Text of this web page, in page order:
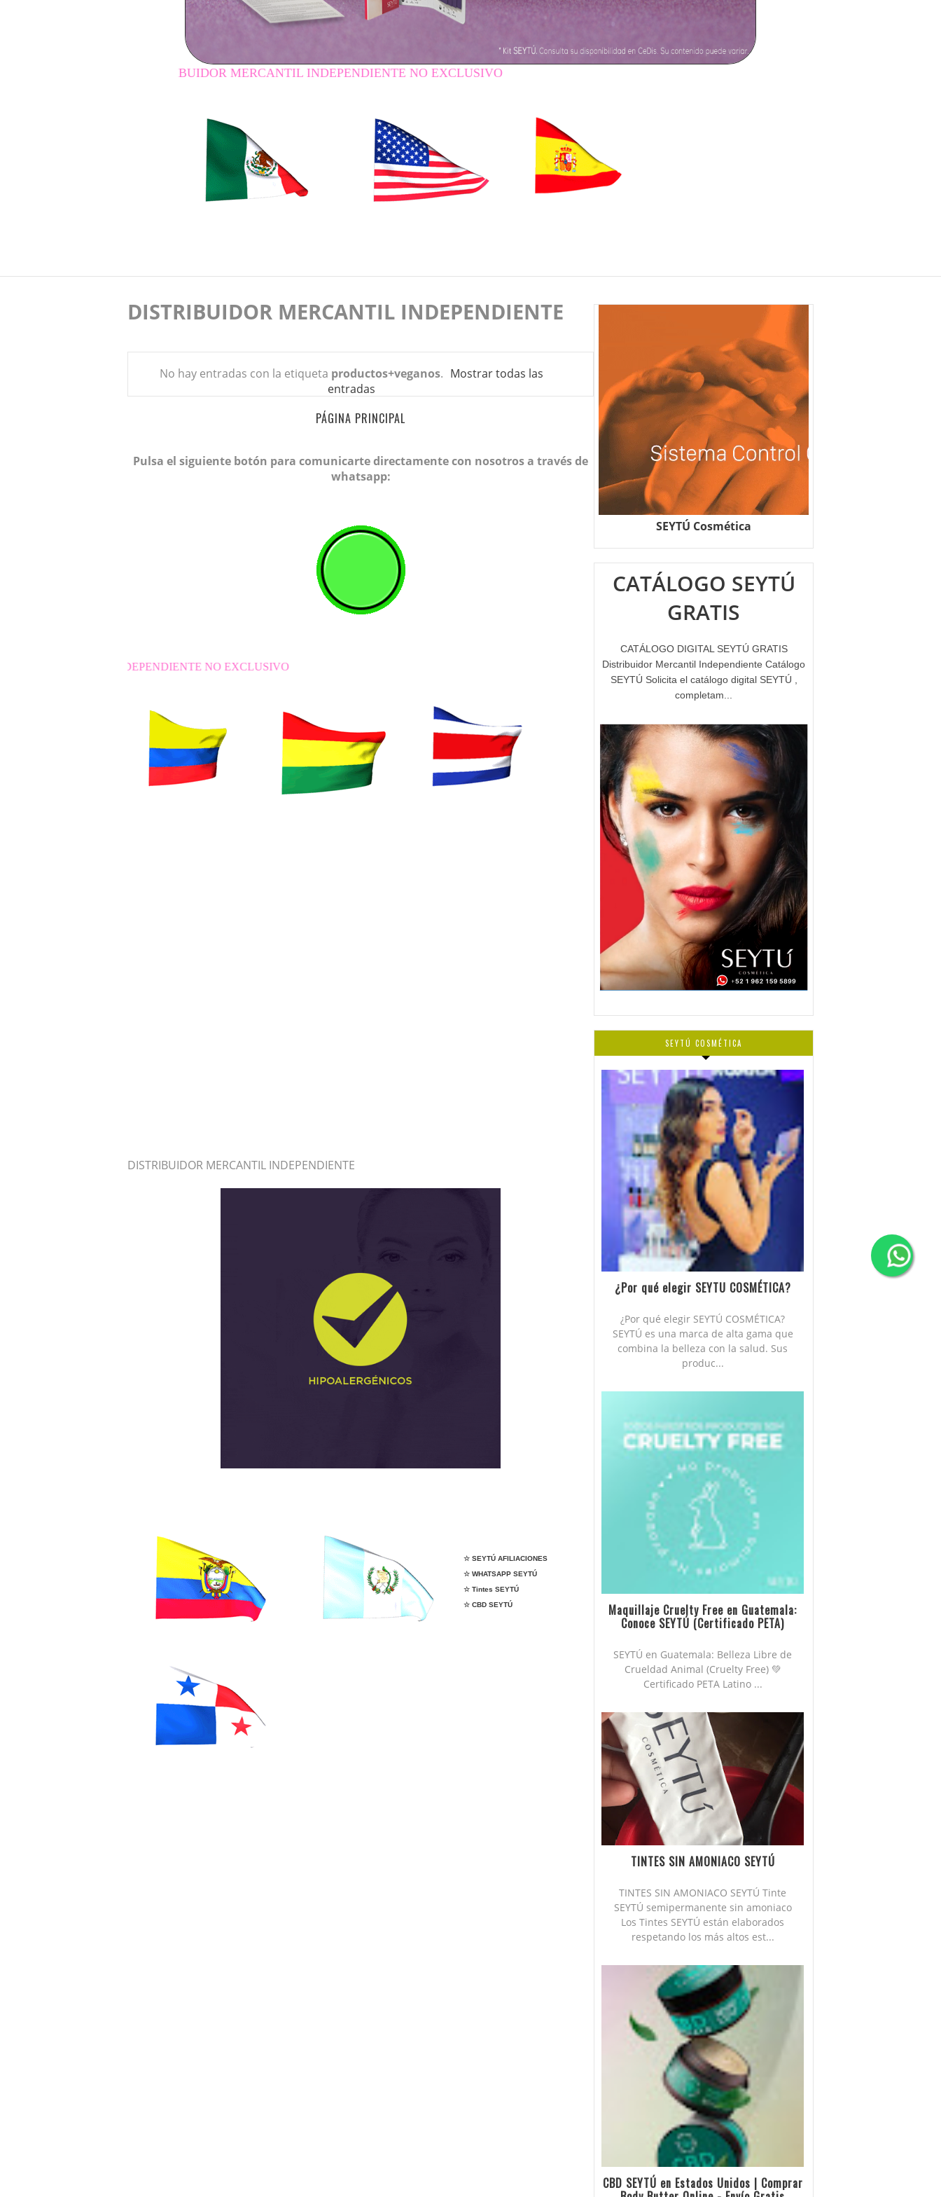
DISTRIBUIDOR MERCANTIL INDEPENDIENTE NO EXCLUSIVO
DISTRIBUIDOR MERCANTIL INDEPENDIENTE
No hay entradas con la etiqueta productos+veganos. Mostrar todas las
entradas
PÁGINA PRINCIPAL
Pulsa el siguiente botón para comunicarte directamente con nosotros a través de
whatsapp:
INDEPENDIENTE NO EXCLUSIVO
DISTRIBUIDOR MERCANTIL INDEPENDIENTE
☆ SEYTÚ AFILIACIONES
☆ WHATSAPP SEYTÚ
☆ Tintes SEYTÚ
☆ CBD SEYTÚ
SEYTÚ Cosmética
CATÁLOGO SEYTÚ
GRATIS
CATÁLOGO DIGITAL SEYTÚ GRATIS
Distribuidor Mercantil Independiente Catálogo
SEYTÚ Solicita el catálogo digital SEYTÚ ,
completam...
SEYTÚ COSMÉTICA
¿Por qué elegir SEYTU COSMÉTICA?
¿Por qué elegir SEYTÚ COSMÉTICA?
SEYTÚ es una marca de alta gama que
combina la belleza con la salud. Sus
produc...
Maquillaje Cruelty Free en Guatemala:
Conoce SEYTÚ (Certificado PETA)
SEYTÚ en Guatemala: Belleza Libre de
Crueldad Animal (Cruelty Free) 💚
Certificado PETA Latino ...
TINTES SIN AMONIACO SEYTÚ
TINTES SIN AMONIACO SEYTÚ Tinte
SEYTÚ semipermanente sin amoniaco
Los Tintes SEYTÚ están elaborados
respetando los más altos est...
CBD SEYTÚ en Estados Unidos | Comprar